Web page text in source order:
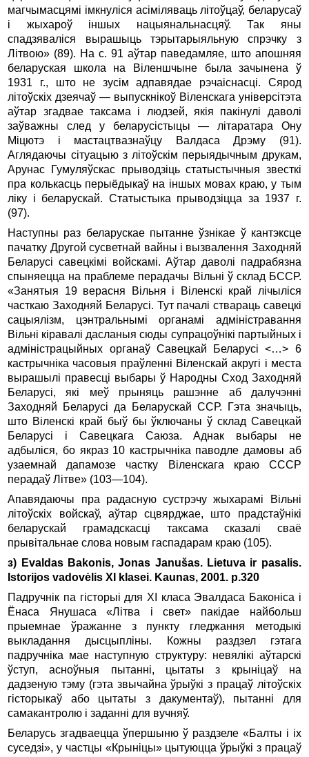
магчымасцямі імкнуліся асіміляваць літоўцаў, беларусаў
і жыхароў іншых нацыянальнасцяў. Так яны
спадзяваліся вырашыць тэрытарыяльную спрэчку з
Літвою» (89). На с. 91 аўтар паведамляе, што апошняя
беларуская школа на Віленшчыне была зачынена ў
1931 г., што не зусім адпавядае рэчаіснасці. Сярод
літоўскіх дзеячаў — выпускнікоў Віленскага універсітэта
аўтар згадвае таксама і людзей, якія пакінулі даволі
заўважны след у беларусістыцы — літаратара Ону
Міцютэ і мастацтвазнаўцу Валдаса Дрэму (91).
Аглядаючы сітуацыю з літоўскім перыядычным друкам,
Арунас Гумуляўскас прыводзіць статыстычныя звесткі
пра колькасць перыёдыкаў на іншых мовах краю, у тым
ліку і беларускай. Статыстыка прыводзіцца за 1937 г.
(97).
Наступны раз беларускае пытанне ўзнікае ў кантэксце
пачатку Другой сусветнай вайны і вызвалення Заходняй
Беларусі савецкімі войскамі. Аўтар даволі падрабязна
спыняецца на праблеме перадачы Вільні ў склад БССР.
«Занятыя 19 верасня Вільня і Віленскі край лічыліся
часткаю Заходняй Беларусі. Тут пачалі ствараць савецкі
сацыялізм, цэнтральнымі органамі адміністравання
Вільні кіравалі дасланыя сюды супрацоўнікі партыйных і
адміністрацыйных органаў Савецкай Беларусі <…> 6
кастрычніка часовыя праўленні Віленскай акругі і места
вырашылі правесці выбары ў Народны Сход Заходняй
Беларусі, які меў прыняць рашэнне аб далучэнні
Заходняй Беларусі да Беларускай ССР. Гэта значыць,
што Віленскі край быў бы ўключаны ў склад Савецкай
Беларусі і Савецкага Саюза. Аднак выбары не
адбыліся, бо якраз 10 кастрычніка паводле дамовы аб
узаемнай дапамозе частку Віленскага краю СССР
перадаў Літве» (103—104).
Апавядаючы пра радасную сустрэчу жыхарамі Вільні
літоўскіх войскаў, аўтар сцвярджае, што прадстаўнікі
беларускай грамадскасці таксама сказалі сваё
прывітальнае слова новым гаспадарам краю (105).
з) Evaldas Bakonis, Jonas Janušas. Lietuva ir pasalis.
Istorijos vadovėlis XI klasei. Kaunas, 2001. p.320
Падручнік па гісторыі для ХI класа Эвалдаса Баконіса і
Ёнаса Янушаса «Літва і свет» пакідае найбольш
прыемнае ўражанне з пункту гледжання методыкі
выкладання дысцыпліны. Кожны раздзел гэтага
падручніка мае наступную структуру: невялікі аўтарскі
ўступ, асноўныя пытанні, цытаты з крыніцаў на
дадзеную тэму (гэта звычайна ўрыўкі з працаў літоўскіх
гісторыкаў або цытаты з дакументаў), пытанні для
самакантролю і заданні для вучняў.
Беларусь згадваецца ўпершыню ў раздзеле «Балты і іх
суседзі», у частцы «Крыніцы» цытуюцца ўрыўкі з працаў